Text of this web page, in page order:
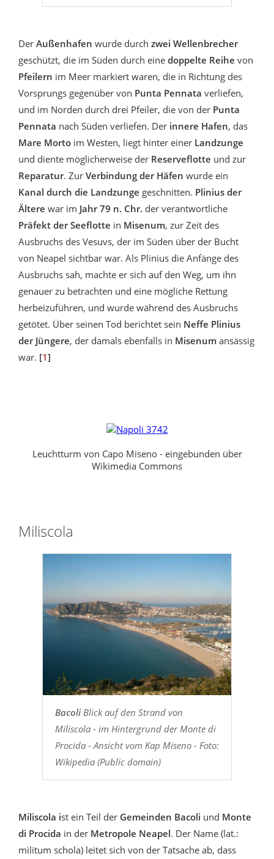
Der Außenhafen wurde durch zwei Wellenbrecher
geschützt, die im Süden durch eine doppelte Reihe von
Pfeilern im Meer markiert waren, die in Richtung des
Vorsprungs gegenüber von Punta Pennata verliefen,
und im Norden durch drei Pfeiler, die von der Punta
Pennata nach Süden verliefen. Der innere Hafen, das
Mare Morto im Westen, liegt hinter einer Landzunge
und diente möglicherweise der Reserveflotte und zur
Reparatur. Zur Verbindung der Häfen wurde ein
Kanal durch die Landzunge geschnitten. Plinius der
Ältere war im Jahr 79 n. Chr. der verantwortliche
Präfekt der Seeflotte in Misenum, zur Zeit des
Ausbruchs des Vesuvs, der im Süden über der Bucht
von Neapel sichtbar war. Als Plinius die Anfänge des
Ausbruchs sah, machte er sich auf den Weg, um ihn
genauer zu betrachten und eine mögliche Rettung
herbeizuführen, und wurde während des Ausbruchs
getötet. Über seinen Tod berichtet sein Neffe Plinius
der Jüngere, der damals ebenfalls in Misenum ansässig
war. [1]
Leuchtturm von Capo Miseno - eingebunden über
Wikimedia Commons
Miliscola
BacoliBlick auf den Strand von
Miliscola - im Hintergrund der Monte di
Procida - Ansicht vom Kap Miseno - Foto:
Wikipedia (Public domain)
Miliscola ist ein Teil der Gemeinden Bacoli und Monte
di Procida in der Metropole Neapel. Der Name (lat.:
militum schola) leitet sich von der Tatsache ab, dass